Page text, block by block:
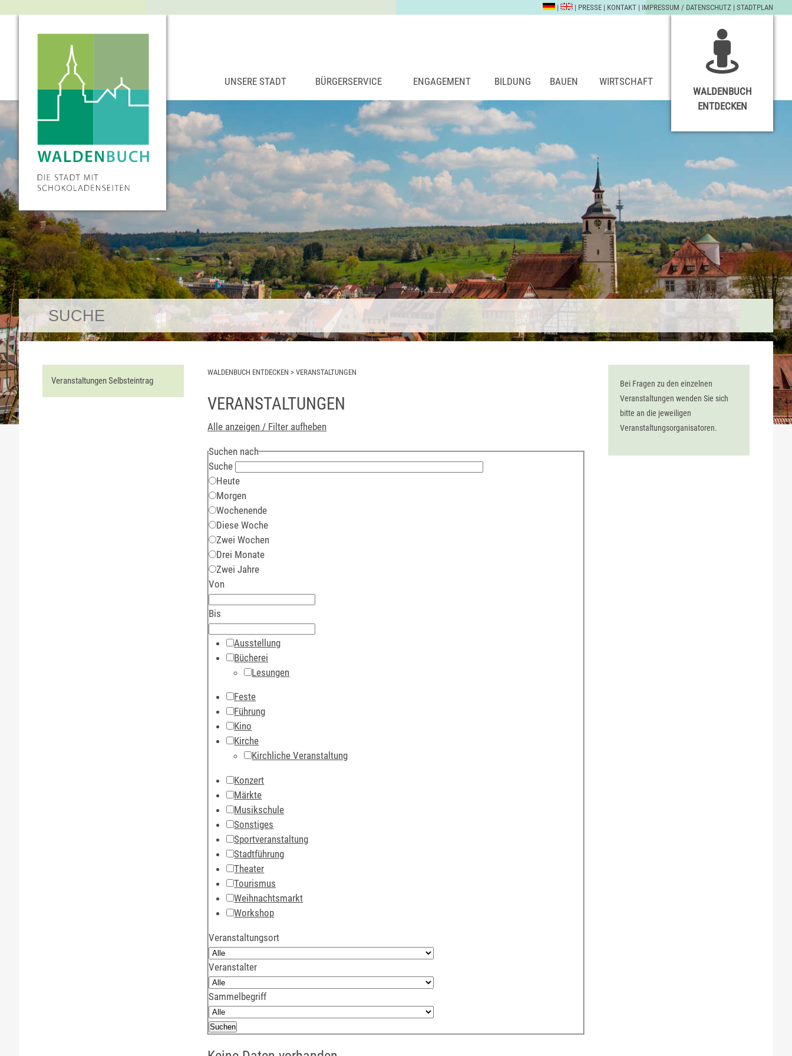
| | PRESSE | KONTAKT | IMPRESSUM / DATENSCHUTZ | STADTPLAN
UNSERE STADT BÜRGERSERVICE ENGAGEMENT BILDUNG BAUEN
WIRTSCHAFT
WALDENBUCH
ENTDECKEN
Veranstaltungen Selbsteintrag
WALDENBUCH ENTDECKEN > VERANSTALTUNGEN
VERANSTALTUNGEN
Alle anzeigen / Filter aufheben
Suchen nach
Suche
Heute
Morgen
Wochenende
Diese Woche
Zwei Wochen
Drei Monate
Zwei Jahre
Von
Bis
Ausstellung
Bücherei
Lesungen
Feste
Führung
Kino
Kirche
Kirchliche Veranstaltung
Konzert
Märkte
Musikschule
Sonstiges
Sportveranstaltung
Stadtführung
Theater
Tourismus
Weihnachtsmarkt
Workshop
Veranstaltungsort
Veranstalter
Sammelbegriff
Bei Fragen zu den einzelnen
Veranstaltungen wenden Sie sich
bitte an die jeweiligen
Veranstaltungsorganisatoren.